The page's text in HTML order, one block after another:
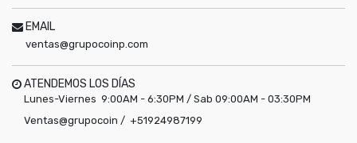
EMAIL
ventas@grupocoinp.com
ATENDEMOS LOS DÍAS
Lunes-Viernes 9:00AM - 6:30PM / Sab 09:00AM - 03:30PM
Ventas@grupocoin / +51924987199